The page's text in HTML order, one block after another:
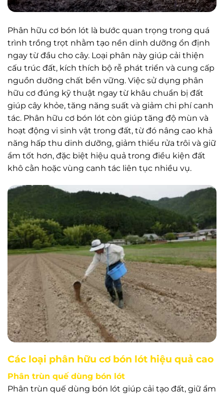
Phân hữu cơ bón lót là bước quan trọng trong quá
trình trồng trọt nhằm tạo nền dinh dưỡng ổn định
ngay từ đầu cho cây. Loại phân này giúp cải thiện
cấu trúc đất, kích thích bộ rễ phát triển và cung cấp
nguồn dưỡng chất bền vững. Việc sử dụng phân
hữu cơ đúng kỹ thuật ngay từ khâu chuẩn bị đất
giúp cây khỏe, tăng năng suất và giảm chi phí canh
tác. Phân hữu cơ bón lót còn giúp tăng độ mùn và
hoạt động vi sinh vật trong đất, từ đó nâng cao khả
năng hấp thu dinh dưỡng, giảm thiểu rửa trôi và giữ
ẩm tốt hơn, đặc biệt hiệu quả trong điều kiện đất
khô cằn hoặc vùng canh tác liên tục nhiều vụ.
Các loại phân hữu cơ bón lót hiệu quả cao
Phân trùn quế dùng bón lót
Phân trùn quế dùng bón lót giúp cải tạo đất, giữ ẩm